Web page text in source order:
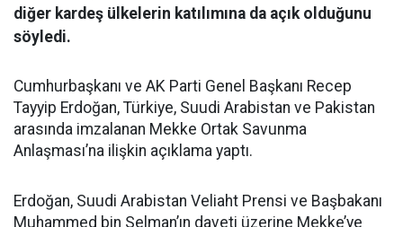
diğer kardeş ülkelerin katılımına da açık olduğunu
söyledi.
Cumhurbaşkanı ve AK Parti Genel Başkanı Recep
Tayyip Erdoğan, Türkiye, Suudi Arabistan ve Pakistan
arasında imzalanan Mekke Ortak Savunma
Anlaşması’na ilişkin açıklama yaptı.
Erdoğan, Suudi Arabistan Veliaht Prensi ve Başbakanı
Muhammed bin Selman’ın daveti üzerine Mekke’ye